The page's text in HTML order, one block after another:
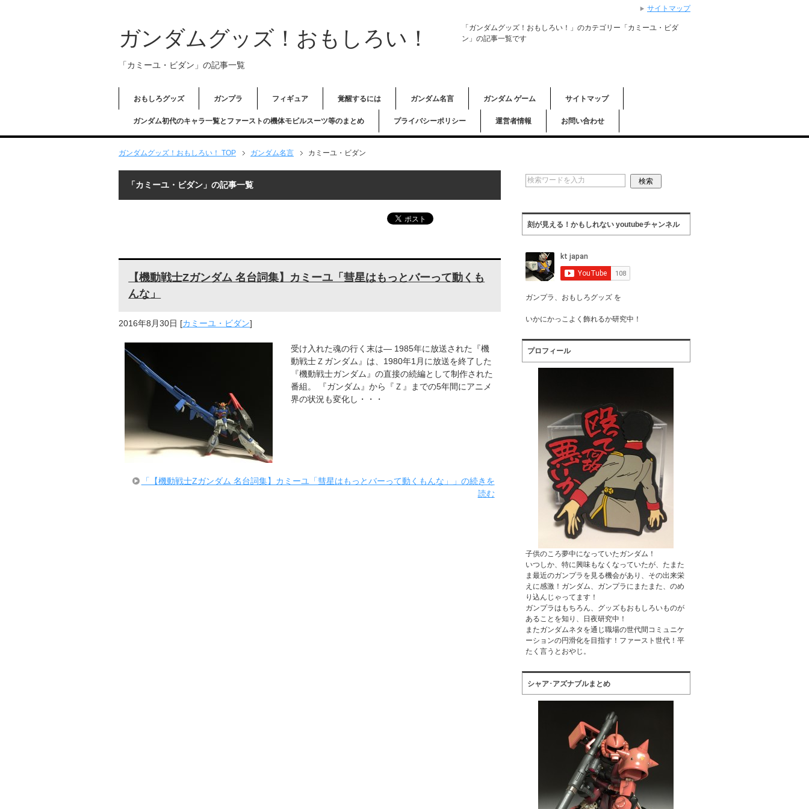
ガンダムグッズ！おもしろい！
「カミーユ・ビダン」の記事一覧
「ガンダムグッズ！おもしろい！」のカテゴリー「カミーユ・ビダ
ン」の記事一覧です
おもしろグッズ ガンプラ フィギュア 覚醒するには ガンダム名言 ガンダム ゲーム サイトマップ
ガンダム初代のキャラ一覧とファーストの機体モビルスーツ等のまとめ プライバシーポリシー 運営者情報 お問い合わせ
ガンダムグッズ！おもしろい！ TOP ガンダム名言 カミーユ・ビダン
「カミーユ・ビダン」の記事一覧
【機動戦士Zガンダム 名台詞集】カミーユ「彗星はもっとバーって動くも
んな」
2016年8月30日 [カミーユ・ビダン]
受け入れた魂の行く末は― 1985年に放送された『機
動戦士Ｚガンダム』は、1980年1月に放送を終了した
『機動戦士ガンダム』の直接の続編として制作された
番組。 『ガンダム』から『Ｚ』までの5年間にアニメ
界の状況も変化し・・・
「【機動戦士Zガンダム 名台詞集】カミーユ「彗星はもっとバーって動くもんな」」の続きを
読む
刻が見える！かもしれない youtubeチャンネル
ガンプラ、おもしろグッズ を
いかにかっこよく飾れるか研究中！
プロフィール
子供のころ夢中になっていたガンダム！
いつしか、特に興味もなくなっていたが、たまた
ま最近のガンプラを見る機会があり、その出来栄
えに感激！ガンダム、ガンプラにまたまた、のめ
り込んじゃってます！
ガンプラはもちろん、グッズもおもしろいものが
あることを知り、日夜研究中！
またガンダムネタを通じ職場の世代間コミュニケ
ーションの円滑化を目指す！ファースト世代！平
たく言うとおやじ。
シャア･アズナブルまとめ
サイトマップ